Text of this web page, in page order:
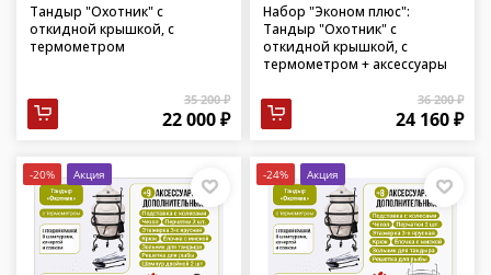
Тандыр "Охотник" с
откидной крышкой, с
термометром
35 200 ₽
22 000 ₽
Набор "Эконом плюс":
Тандыр "Охотник" с
откидной крышкой, с
термометром + аксессуары
36 200 ₽
24 160 ₽
-20% Акция -24% Акция